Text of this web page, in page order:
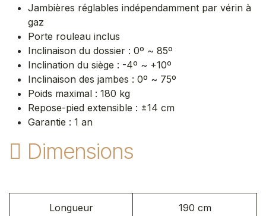
Jambières réglables indépendamment par vérin à
gaz
Porte rouleau inclus
Inclinaison du dossier : 0º ~ 85º
Inclination du siège : -4º ~ +10º
Inclinaison des jambes : 0º ~ 75º
Poids maximal : 180 kg
Repose-pied extensible : ±14 cm
Garantie : 1 an
Dimensions
Longueur 190 cm